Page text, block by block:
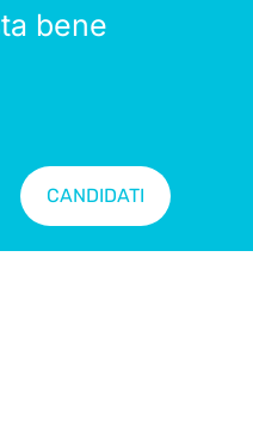
bene
CANDIDATI